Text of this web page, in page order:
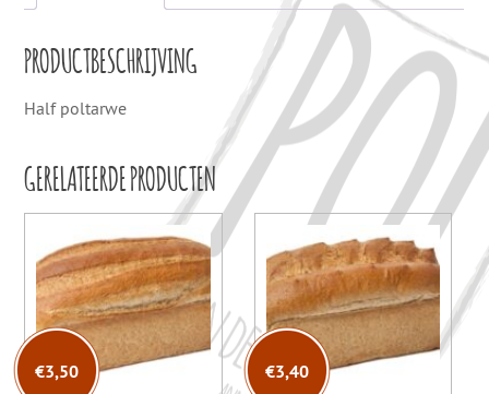
PRODUCTBESCHRIJVING
Half poltarwe
GERELATEERDE PRODUCTEN
€3,50 €3,40